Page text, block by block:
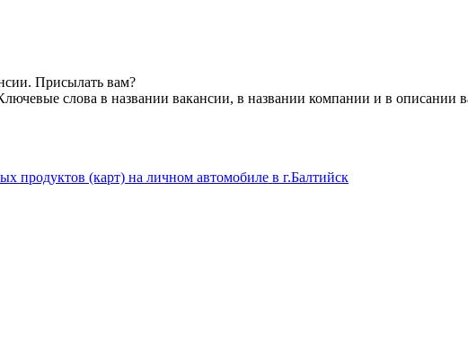
Присылать вам?
слова в названии вакансии, в названии компании и в описании
продуктов (карт) на личном автомобиле в г.Балтийск